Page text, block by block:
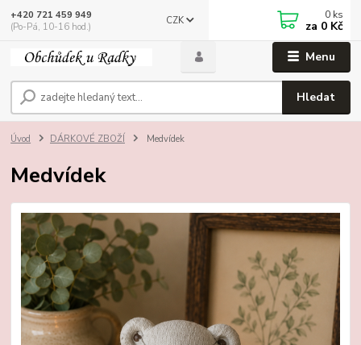
Menu
CZK
Hledat
+420 721 459 949
(Po-Pá, 10-16 hod.)
0 ks
za 0 Kč
Úvod DÁRKOVÉ ZBOŽÍ Medvídek
Medvídek